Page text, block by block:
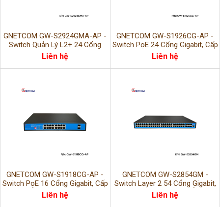
GNETCOM GW-S2924GMA-AP -
Switch Quản Lý L2+ 24 Cổng
PoE, Hiệu Suất Cao, Quản Trị
Chuyên Nghiệp
Liên hệ
GNETCOM GW-S1926CG-AP -
Switch PoE 24 Cổng Gigabit, Cấp
Nguồn Ổn Định, Hiệu Suất Cao
Liên hệ
GNETCOM GW-S1918CG-AP -
Switch PoE 16 Cổng Gigabit, Cấp
Nguồn Ổn Định, Hiệu Suất Cao
Liên hệ
GNETCOM GW-S2854GM -
Switch Layer 2 54 Cổng Gigabit,
Hiệu Suất Cao, Kết Nối Ổn Định
Liên hệ